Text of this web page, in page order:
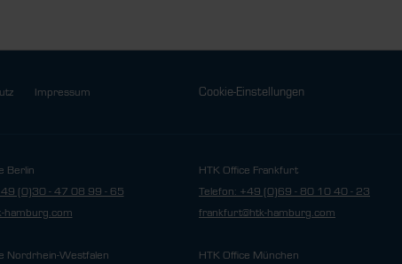
Impressum Cookie-Einstellungen
Berlin
(0)30 - 47 08 99 - 65
hamburg.com
Nordrhein-Westfalen
HTK Office Frankfurt
Telefon: +49 (0)69 - 80 10 40 - 23
frankfurt@htk-hamburg.com
HTK Office München